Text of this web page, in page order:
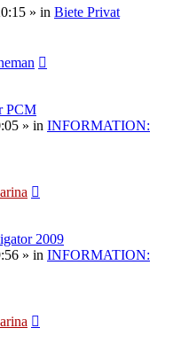
» in Biete Privat
PCM
» in INFORMATION:
2009
» in INFORMATION: